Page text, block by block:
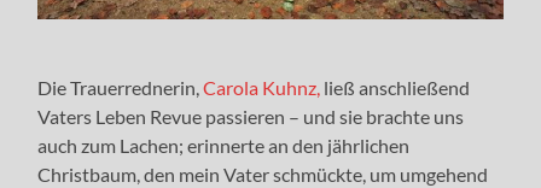
Die Trauerrednerin,Carola Kuhnz, ließ anschließend
Vaters Leben Revue passieren – und sie brachte uns
auch zum Lachen; erinnerte an den jährlichen
Christbaum, den mein Vater schmückte, um umgehend